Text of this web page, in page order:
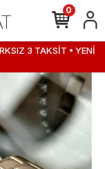
3 TAKSİT • YENİ
0